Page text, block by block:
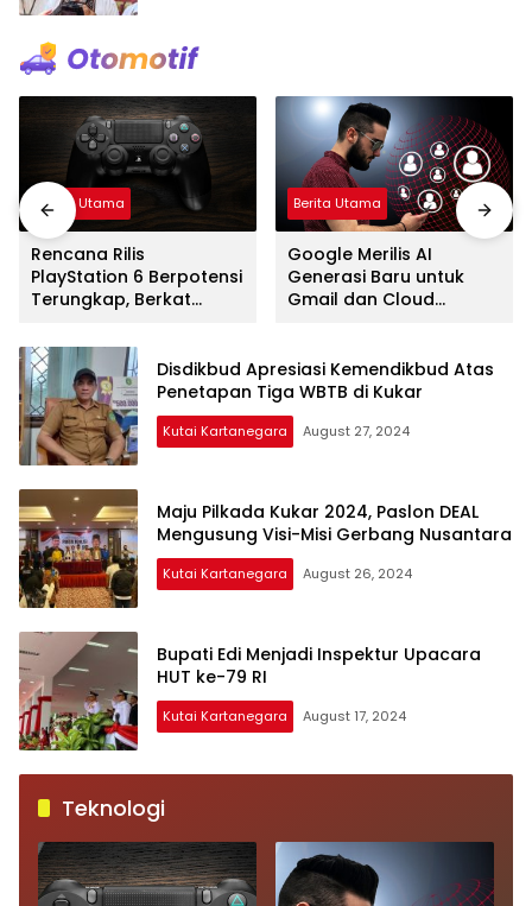
Berita Utama
Rencana Rilis
PlayStation 6 Berpotensi
Terungkap, Berkat
Berita Utama
Google Merilis AI
Generasi Baru untuk
Gmail dan Cloud
Disdikbud Apresiasi Kemendikbud Atas
Penetapan Tiga WBTB di Kukar
Kutai Kartanegara August 27, 2024
Maju Pilkada Kukar 2024, Paslon DEAL
Mengusung Visi-Misi Gerbang Nusantara
Kutai Kartanegara August 26, 2024
Bupati Edi Menjadi Inspektur Upacara
HUT ke-79 RI
Kutai Kartanegara August 17, 2024
Teknologi